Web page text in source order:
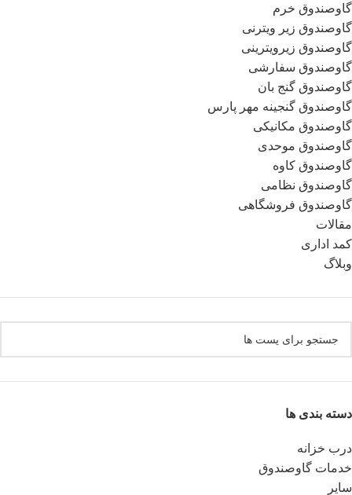
گاوصندوق خرم
گاوصندوق زیر ویترنی
گاوصندوق زیرویترینی
گاوصندوق سفارشی
گاوصندوق گنج بان
گاوصندوق گنجینه مهر پارس
گاوصندوق مکانیکی
گاوصندوق موحدی
گاوصندوق کاوه
گاوصندوق نظامی
گاوصندوق فروشگاهی
مقالات
کمد اداری
وبلاگ
دسته بندی ها
درب خزانه
خدمات گاوصندوق
سایر